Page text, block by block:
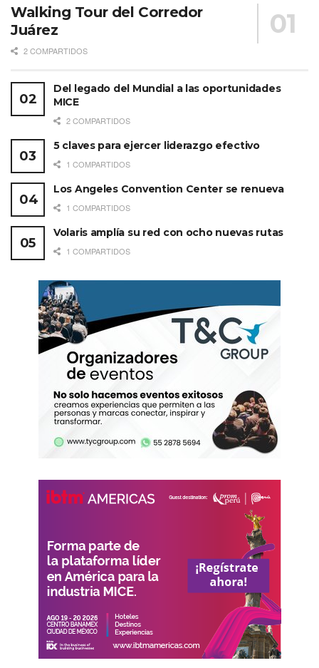
Walking Tour del Corredor
Juárez
2 COMPARTIDOS
Del legado del Mundial a las oportunidades
MICE
2 COMPARTIDOS
5 claves para ejercer liderazgo efectivo
1 COMPARTIDOS
Los Angeles Convention Center se renueva
1 COMPARTIDOS
Volaris amplía su red con ocho nuevas rutas
1 COMPARTIDOS